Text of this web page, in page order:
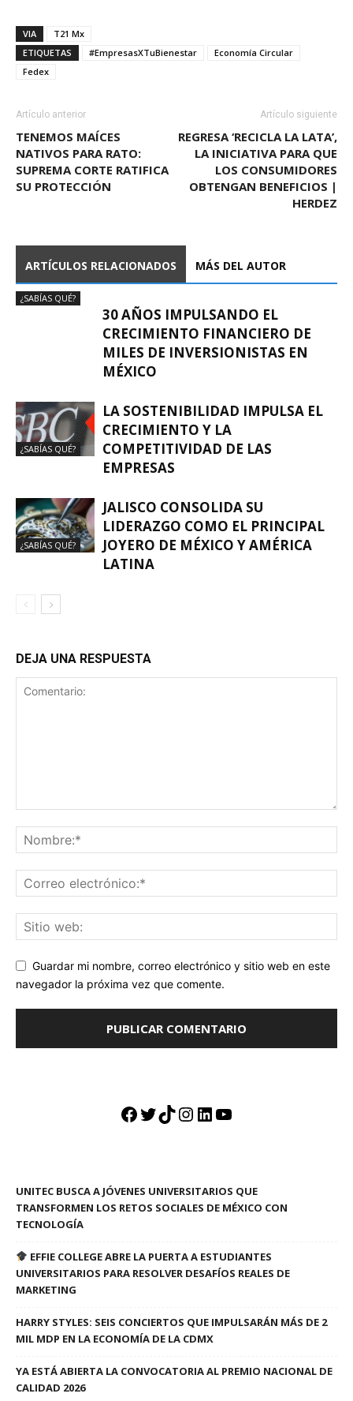
VIA
T21 Mx
ETIQUETAS
#EmpresasXTuBienestar
Economía Circular
Fedex
Artículo anterior
TENEMOS MAÍCES
NATIVOS PARA RATO:
SUPREMA CORTE RATIFICA
SU PROTECCIÓN
Artículo siguiente
REGRESA ‘RECICLA LA LATA’,
LA INICIATIVA PARA QUE
LOS CONSUMIDORES
OBTENGAN BENEFICIOS |
HERDEZ
ARTÍCULOS RELACIONADOS MÁS DEL AUTOR
¿SABÍAS QUÉ?
30 AÑOS IMPULSANDO EL
CRECIMIENTO FINANCIERO DE
MILES DE INVERSIONISTAS EN
MÉXICO
¿SABÍAS QUÉ?
LA SOSTENIBILIDAD IMPULSA EL
CRECIMIENTO Y LA
COMPETITIVIDAD DE LAS
EMPRESAS
¿SABÍAS QUÉ?
JALISCO CONSOLIDA SU
LIDERAZGO COMO EL PRINCIPAL
JOYERO DE MÉXICO Y AMÉRICA
LATINA
DEJA UNA RESPUESTA
Guardar mi nombre, correo electrónico y sitio web en este
navegador la próxima vez que comente.
Facebook
Twitter
TikTok
Instagram
LinkedIn
YouTube
UNITEC BUSCA A JÓVENES UNIVERSITARIOS QUE
TRANSFORMEN LOS RETOS SOCIALES DE MÉXICO CON
TECNOLOGÍA
EFFIE COLLEGE ABRE LA PUERTA A ESTUDIANTES
UNIVERSITARIOS PARA RESOLVER DESAFÍOS REALES DE
MARKETING
HARRY STYLES: SEIS CONCIERTOS QUE IMPULSARÁN MÁS DE 2
MIL MDP EN LA ECONOMÍA DE LA CDMX
YA ESTÁ ABIERTA LA CONVOCATORIA AL PREMIO NACIONAL DE
CALIDAD 2026